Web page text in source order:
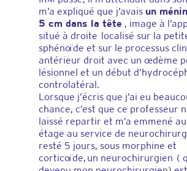
m’a expliqué que j’avais un
5 cm dans la tête , image à
situé à droite localisé sur la
sphénoïde et sur le processus
antérieur droit avec un œdème
lésionnel et un début
controlatéral.
Lorsque j’écris que j’ai eu
chance, c’est que ce professeur
laissé repartir et m’a emmené
étage au service de
resté 5 jours, sous morphine et
corticoïde, un neurochirurgien (